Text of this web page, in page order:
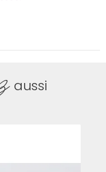
aussi